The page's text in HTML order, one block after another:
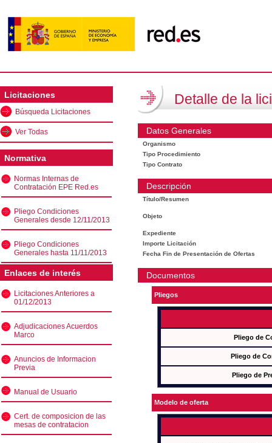
Licitaciones
Búsqueda Licitaciones
Ver Todas
Normativa
Normas Internas de
Contratación EPE Red.es
Pliego Condiciones
Generales desde 12/11/2013
Pliego Condiciones
Generales hasta 11/11/2013
Enlaces de interés
Licitaciones Anteriores a
01/12/2013
Adjudicaciones Acuerdos
Marco
Anuncios de Informacion
Previa
Manual de Usuario
Cert. de composicion de las
mesas de contratacion
Detalle de la
Datos Generales
Organismo
Tipo Procedimiento
Tipo Contrato
Descripción
Título/Resumen
Objeto
Expediente
Importe Licitación
Fecha Fin de Presentación de Ofertas
Documentos
Pliegos
Pliego de
Pliego de
Pliego de
Modelo de oferta